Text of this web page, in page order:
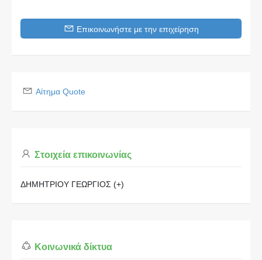
Επικοινωνήστε με την επιχείρηση
Αίτημα Quote
Στοιχεία επικοινωνίας
ΔΗΜΗΤΡΙΟΥ ΓΕΩΡΓΙΟΣ (+)
Κοινωνικά δίκτυα